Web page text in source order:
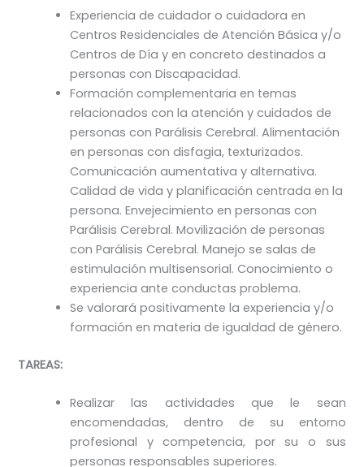
Experiencia de cuidador o cuidadora en
Centros Residenciales de Atención Básica y/o
Centros de Día y en concreto destinados a
personas con Discapacidad.
Formación complementaria en temas
relacionados con la atención y cuidados de
personas con Parálisis Cerebral. Alimentación
en personas con disfagia, texturizados.
Comunicación aumentativa y alternativa.
Calidad de vida y planificación centrada en la
persona. Envejecimiento en personas con
Parálisis Cerebral. Movilización de personas
con Parálisis Cerebral. Manejo se salas de
estimulación multisensorial. Conocimiento o
experiencia ante conductas problema.
Se valorará positivamente la experiencia y/o
formación en materia de igualdad de género.
TAREAS:
Realizar las actividades que le sean
encomendadas, dentro de su entorno
profesional y competencia, por su o sus
personas responsables superiores.